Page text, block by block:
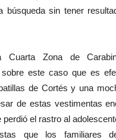
búsqueda sin tener
Zona de
sobre este caso que es
de Cortés y una
de estas vestimentas
perdió el rastro al
que los familiares